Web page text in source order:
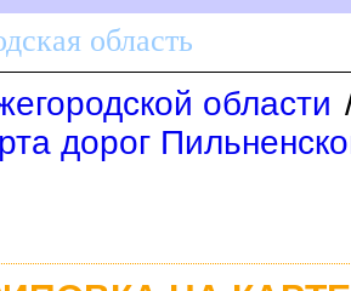
область
области
дорог